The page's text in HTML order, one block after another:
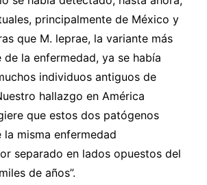
principalmente de México y
que M. leprae, la variante más
de la enfermedad, ya se había
individuos antiguos de
hallazgo en América
que estos dos patógenos
la misma enfermedad
separado en lados opuestos del
de años”.